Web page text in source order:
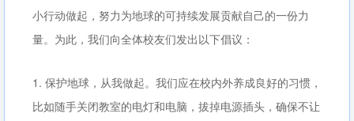
小行动做起，努力为地球的可持续发展贡献自己的一份力
量。为此，我们向全体校友们发出以下倡议：
1. 保护地球，从我做起。我们应在校内外养成良好的习惯，
比如随手关闭教室的电灯和电脑，拔掉电源插头，确保不让